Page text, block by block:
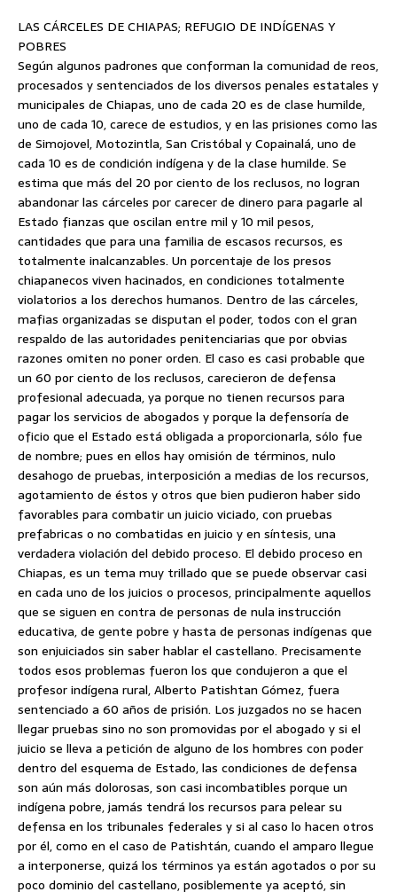
LAS CÁRCELES DE CHIAPAS; REFUGIO DE INDÍGENAS Y
POBRES
Según algunos padrones que conforman la comunidad de reos,
procesados y sentenciados de los diversos penales estatales y
municipales de Chiapas, uno de cada 20 es de clase humilde,
uno de cada 10, carece de estudios, y en las prisiones como las
de Simojovel, Motozintla, San Cristóbal y Copainalá, uno de
cada 10 es de condición indígena y de la clase humilde. Se
estima que más del 20 por ciento de los reclusos, no logran
abandonar las cárceles por carecer de dinero para pagarle al
Estado fianzas que oscilan entre mil y 10 mil pesos,
cantidades que para una familia de escasos recursos, es
totalmente inalcanzables. Un porcentaje de los presos
chiapanecos viven hacinados, en condiciones totalmente
violatorios a los derechos humanos. Dentro de las cárceles,
mafias organizadas se disputan el poder, todos con el gran
respaldo de las autoridades penitenciarias que por obvias
razones omiten no poner orden. El caso es casi probable que
un 60 por ciento de los reclusos, carecieron de defensa
profesional adecuada, ya porque no tienen recursos para
pagar los servicios de abogados y porque la defensoría de
oficio que el Estado está obligada a proporcionarla, sólo fue
de nombre; pues en ellos hay omisión de términos, nulo
desahogo de pruebas, interposición a medias de los recursos,
agotamiento de éstos y otros que bien pudieron haber sido
favorables para combatir un juicio viciado, con pruebas
prefabricas o no combatidas en juicio y en síntesis, una
verdadera violación del debido proceso. El debido proceso en
Chiapas, es un tema muy trillado que se puede observar casi
en cada uno de los juicios o procesos, principalmente aquellos
que se siguen en contra de personas de nula instrucción
educativa, de gente pobre y hasta de personas indígenas que
son enjuiciados sin saber hablar el castellano. Precisamente
todos esos problemas fueron los que condujeron a que el
profesor indígena rural, Alberto Patishtan Gómez, fuera
sentenciado a 60 años de prisión. Los juzgados no se hacen
llegar pruebas sino no son promovidas por el abogado y si el
juicio se lleva a petición de alguno de los hombres con poder
dentro del esquema de Estado, las condiciones de defensa
son aún más dolorosas, son casi incombatibles porque un
indígena pobre, jamás tendrá los recursos para pelear su
defensa en los tribunales federales y si al caso lo hacen otros
por él, como en el caso de Patishtán, cuando el amparo llegue
a interponerse, quizá los términos ya están agotados o por su
poco dominio del castellano, posiblemente ya aceptó, sin